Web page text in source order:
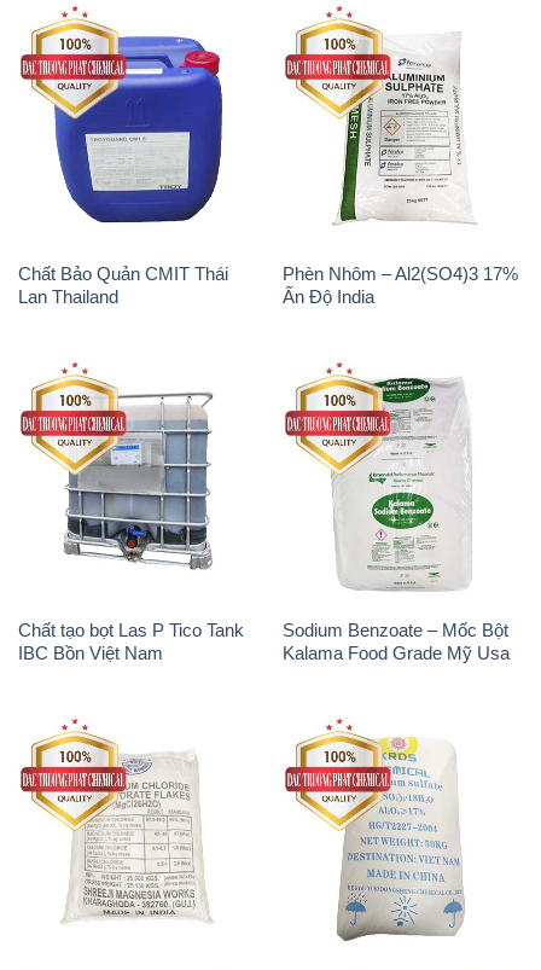
Chất Bảo Quản CMIT Thái
Lan Thailand
Phèn Nhôm – Al2(SO4)3 17%
Ấn Độ India
Chất tạo bọt Las P Tico Tank
IBC Bồn Việt Nam
Sodium Benzoate – Mốc Bột
Kalama Food Grade Mỹ Usa